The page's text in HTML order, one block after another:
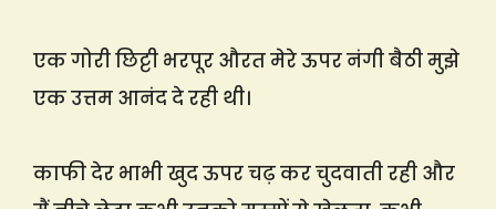
एक गोरी छिट्टी भरपूर औरत मेरे ऊपर नंगी बैठी मुझे
एक उत्तम आनंद दे रही थी।
काफी देर भाभी खुद ऊपर चढ़ कर चुदवाती रही और